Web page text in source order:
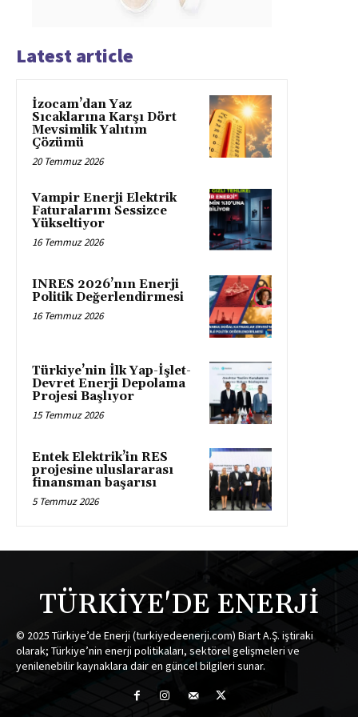
Latest article
İzocam’dan Yaz
Sıcaklarına Karşı Dört
Mevsimlik Yalıtım
Çözümü
20 Temmuz 2026
Vampir Enerji Elektrik
Faturalarını Sessizce
Yükseltiyor
16 Temmuz 2026
INRES 2026’nın Enerji
Politik Değerlendirmesi
16 Temmuz 2026
Türkiye’nin İlk Yap-İşlet-
Devret Enerji Depolama
Projesi Başlıyor
15 Temmuz 2026
Entek Elektrik’in RES
projesine uluslararası
finansman başarısı
5 Temmuz 2026
TÜRKİYE'DE ENERJİ
© 2025 Türkiye’de Enerji (turkiyedeenerji.com) Biart A.Ş. iştiraki
olarak; Türkiye’nin enerji politikaları, sektörel gelişmeleri ve
yenilenebilir kaynaklara dair en güncel bilgileri sunar.